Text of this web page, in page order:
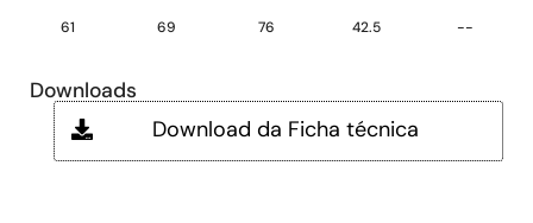
61 69 76 42.5 --
Downloads
Download da Ficha técnica